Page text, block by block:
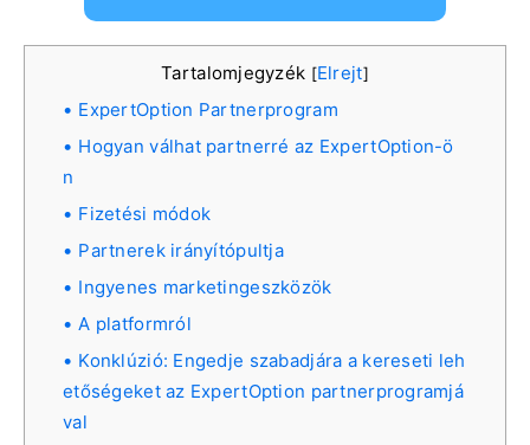
Tartalomjegyzék [Elrejt]
ExpertOption Partnerprogram
Hogyan válhat partnerré az ExpertOption-ö
n
Fizetési módok
Partnerek irányítópultja
Ingyenes marketingeszközök
A platformról
Konklúzió: Engedje szabadjára a kereseti leh
etőségeket az ExpertOption partnerprogramjá
val